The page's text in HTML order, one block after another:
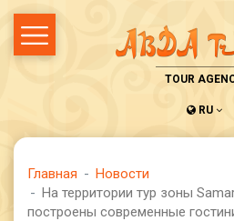
TOUR
RU
Главная
Новости
На территории тур зоны
построены современные